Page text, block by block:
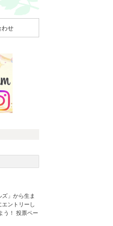
わせ
」から生ま
ントリーし
う！ 投票ペー